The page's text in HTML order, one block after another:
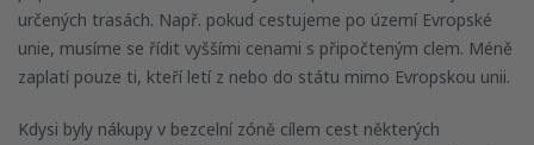
určených trasách. Např. pokud cestujeme po území Evropské
unie, musíme se řídit vyššími cenami s připočteným clem. Méně
zaplatí pouze ti, kteří letí z nebo do státu mimo Evropskou unii.
Kdysi byly nákupy v bezcelní zóně cílem cest některých